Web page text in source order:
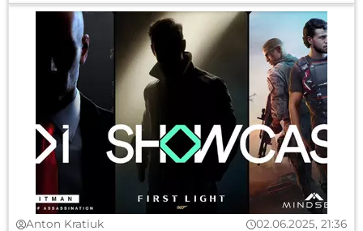
Anton Kratiuk 02.06.2025, 21:36